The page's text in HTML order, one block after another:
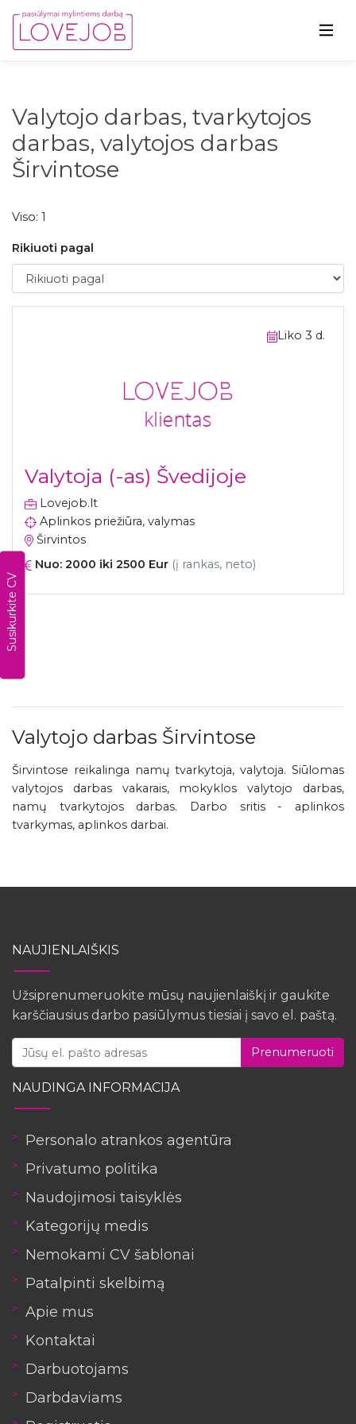
Susikurkite CV
Valytojo darbas, tvarkytojos
darbas, valytojos darbas
Širvintose
Viso: 1
Rikiuoti pagal
Rikiuoti pagal
Liko 3 d.
Valytoja (-as) Švedijoje
Lovejob.lt
Aplinkos priežiūra, valymas
Širvintos
Nuo: 2000 iki 2500 Eur (į rankas, neto)
Valytojo darbas Širvintose
Širvintose reikalinga namų tvarkytoja, valytoja. Siūlomas
valytojos darbas vakarais, mokyklos valytojo darbas,
namų tvarkytojos darbas. Darbo sritis - aplinkos
tvarkymas, aplinkos darbai.
NAUJIENLAIŠKIS
Užsiprenumeruokite mūsų naujienlaiškį ir gaukite
karščiausius darbo pasiūlymus tiesiai į savo el. paštą.
Prenumeruoti
NAUDINGA INFORMACIJA
Personalo atrankos agentūra
Privatumo politika
Naudojimosi taisyklės
Kategorijų medis
Nemokami CV šablonai
Patalpinti skelbimą
Apie mus
Kontaktai
Darbuotojams
Darbdaviams